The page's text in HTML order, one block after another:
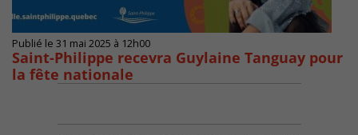
Publié le 31 mai 2025 à 12h00
Saint-Philippe recevra Guylaine Tanguay pour
la fête nationale